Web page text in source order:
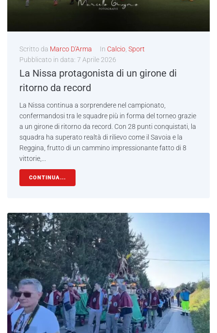
Scritto da Marco D'Arma In Calcio Sport
Pubblicato in data: 7 Aprile 2026
La Nissa protagonista di un girone di
ritorno da record
La Nissa continua a sorprendere nel campionato,
confermandosi tra le squadre più in forma del torneo grazie
a un girone di ritorno da record. Con 28 punti conquistati, la
squadra ha superato realtà di rilievo come il Savoia e la
Reggina, frutto di un cammino impressionante fatto di 8
vittorie,...
CONTINUA...